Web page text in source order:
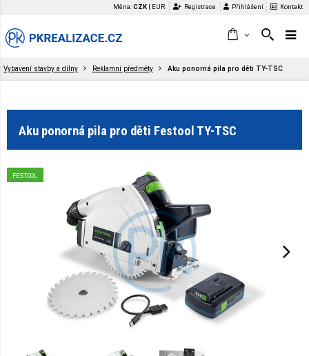
Měna:CZK EUR Registrace Přihlášení Kontakt
Vybavení stavby a dílny Reklamní předměty Aku ponorná pila pro děti TY-TSC
Aku ponorná pila pro děti Festool TY-TSC
FESTOOL